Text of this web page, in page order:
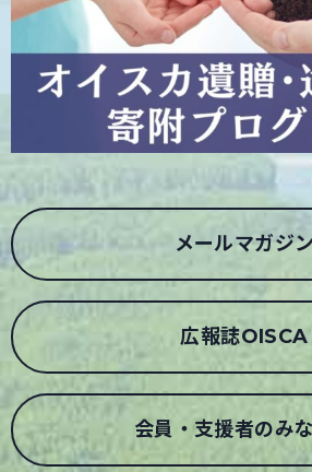
メールマガジン
広報誌OISCA
会員・支援者のみ